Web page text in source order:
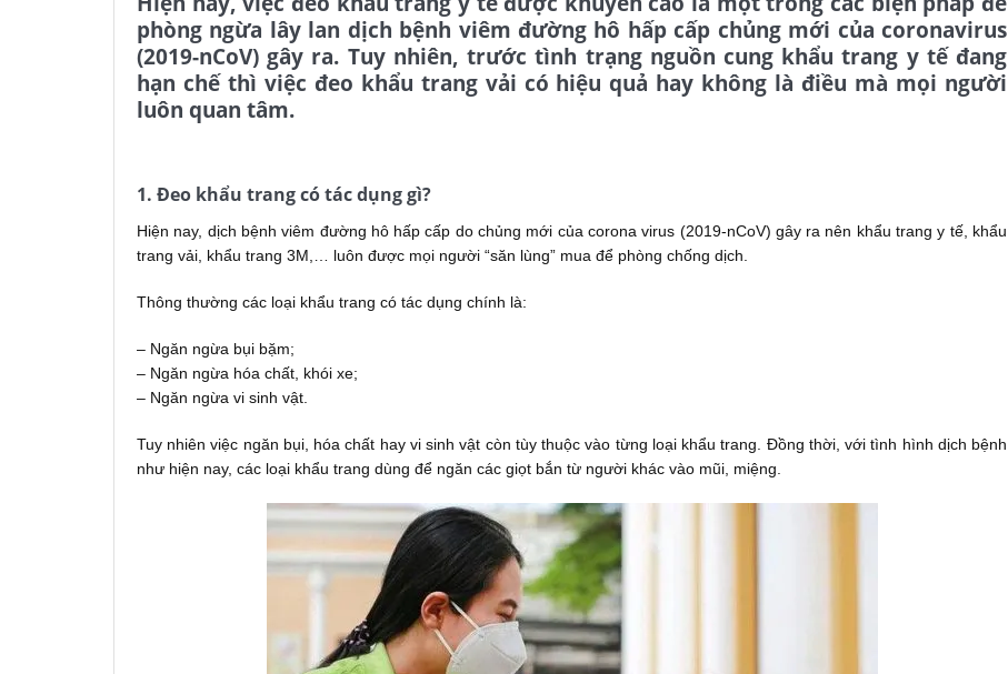
phòng ngừa lây lan dịch bệnh viêm đường hô hấp cấp chủng mới của coronavirus
(2019-nCoV) gây ra. Tuy nhiên, trước tình trạng nguồn cung khẩu trang y tế đang
hạn chế thì việc đeo khẩu trang vải có hiệu quả hay không là điều mà mọi người
luôn quan tâm.
1. Đeo khẩu trang có tác dụng gì?
Hiện nay, dịch bệnh viêm đường hô hấp cấp do chủng mới của corona virus (2019-nCoV) gây ra nên khẩu trang y tế, khẩu
trang vải, khẩu trang 3M,… luôn được mọi người “săn lùng” mua để phòng chống dịch.
Thông thường các loại khẩu trang có tác dụng chính là:
– Ngăn ngừa bụi bặm;
– Ngăn ngừa hóa chất, khói xe;
– Ngăn ngừa vi sinh vật.
Tuy nhiên việc ngăn bụi, hóa chất hay vi sinh vật còn tùy thuộc vào từng loại khẩu trang. Đồng thời, với tình hình dịch bệnh
như hiện nay, các loại khẩu trang dùng để ngăn các giọt bắn từ người khác vào mũi, miệng.